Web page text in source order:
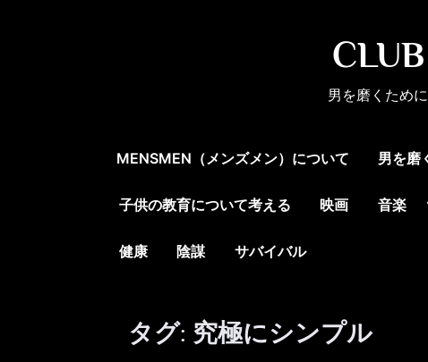
男を磨くため
MENSMEN（メンズメン）について 男を磨
子供の教育について考える 映画 音楽
健康 陰謀 サバイバル
タグ: 究極にシンプル